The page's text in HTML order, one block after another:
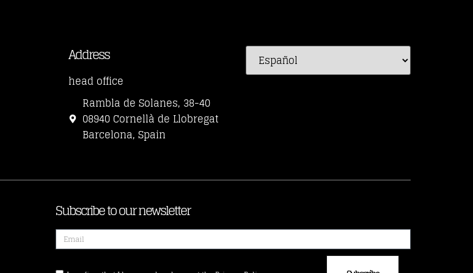
Address
head office
Rambla de Solanes, 38-40
08940 Cornellà de Llobregat
Barcelona, Spain
Subscribe to our newsletter